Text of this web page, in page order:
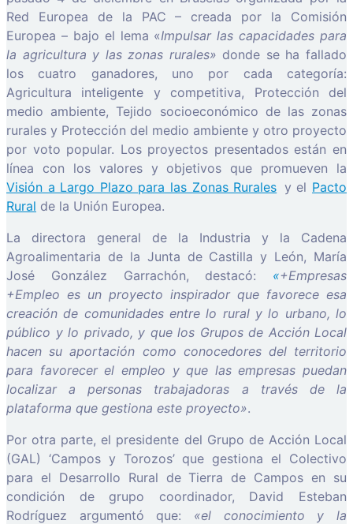
Red Europea de la PAC – creada por la Comisión
Europea – bajo el lema «Impulsar las capacidades para
la agricultura y las zonas rurales» donde se ha fallado
los cuatro ganadores, uno por cada categoría:
Agricultura inteligente y competitiva, Protección del
medio ambiente, Tejido socioeconómico de las zonas
rurales y Protección del medio ambiente y otro proyecto
por voto popular. Los proyectos presentados están en
línea con los valores y objetivos que promueven la
Visión a Largo Plazo para las Zonas Rurales y el Pacto
Rural de la Unión Europea.
La directora general de la Industria y la Cadena
Agroalimentaria de la Junta de Castilla y León, María
José González Garrachón, destacó: «+Empresas
+Empleo es un proyecto inspirador que favorece esa
creación de comunidades entre lo rural y lo urbano, lo
público y lo privado, y que los Grupos de Acción Local
hacen su aportación como conocedores del territorio
para favorecer el empleo y que las empresas puedan
localizar a personas trabajadoras a través de la
plataforma que gestiona este proyecto».
Por otra parte, el presidente del Grupo de Acción Local
(GAL) ‘Campos y Torozos’ que gestiona el Colectivo
para el Desarrollo Rural de Tierra de Campos en su
condición de grupo coordinador, David Esteban
Rodríguez argumentó que: «el conocimiento y la